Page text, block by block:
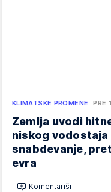
KLIMATSKE PROMENE PRE
Zemlja uvodi
niskog vodostaja
snabdevanje,
evra
Komentariši